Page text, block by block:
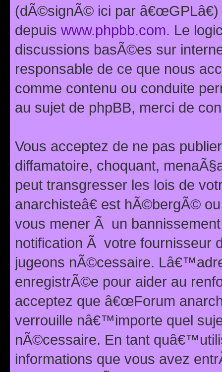
(dÃ©signÃ© ici par
depuis www.phpbb.com. Le
discussions basÃ©es sur
responsable de ce que nous
comme contenu ou conduite
au sujet de phpBB, merci de
Vous acceptez de ne pas
diffamatoire, choquant,
peut transgresser les lois de
anarchisteâ€ est hÃ©bergÃ©
vous mener Ã un
notification Ã votre fournisseur
jugeons nÃ©cessaire.
enregistrÃ©e pour aider au
acceptez que â€œForum
verrouille nâ€™importe quel
nÃ©cessaire. En tant
informations que vous avez